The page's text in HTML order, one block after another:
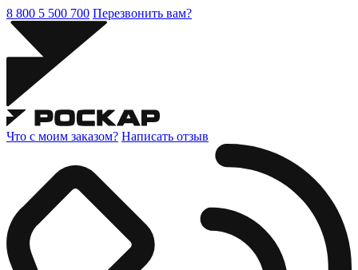
8 800 5 500 700 Перезвонить вам?
Что с моим заказом? Написать отзыв